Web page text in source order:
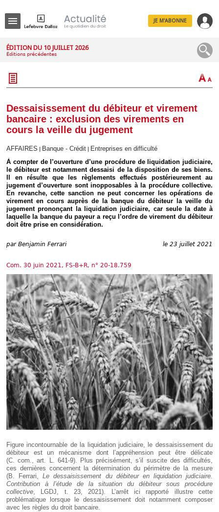
IT
JE M'ABONNE
ÉDITION DU 10 JUILLET 2026
Éditions précédentes
Dessaisissement du débiteur et virement
bancaire : exclusion des virements en
cours la veille du jugement
AFFAIRES Banque - Crédit
Entreprises en difficulté
À compter de l’ouverture d’une procédure de liquidation judiciaire,
le débiteur est notamment dessaisi de la disposition de ses biens.
Il en résulte que les règlements effectués postérieurement au
jugement d’ouverture sont inopposables à la procédure collective.
En revanche, cette sanction ne peut concerner les opérations de
virement en cours auprès de la banque du débiteur la veille du
jugement prononçant la liquidation judiciaire, car seule la date à
laquelle la banque du payeur a reçu l’ordre de virement du débiteur
doit être prise en considération.
par Benjamin Ferrari le 23 juillet 2021
Com. 30 juin 2021, FS-B+R, n° 20-18.759
Figure incontournable de la liquidation judiciaire, le dessaisissement du
débiteur est un mécanisme dont l’appréhension peut être délicate
(C. com., art. L. 641-9). Plus précisément, s’il suscite des difficultés,
ces dernières concernent la détermination du périmètre de la mesure
(B. Ferrari,Le dessaisissement du débiteur en liquidation judiciaire.
Contribution à l’étude de la situation du débiteur sous procédure
collective, LGDJ, t. 23, 2021). L’arrêt ici rapporté illustre cette
problématique lorsque le dessaisissement doit notamment composer
avec les règles du droit bancaire.